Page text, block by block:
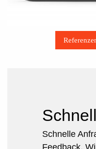
Schnelle